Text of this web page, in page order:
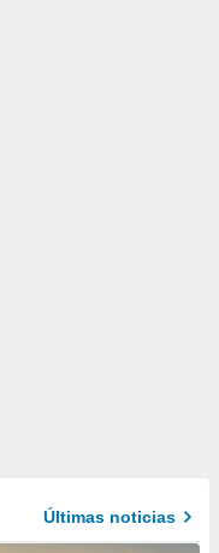
Últimas noticias